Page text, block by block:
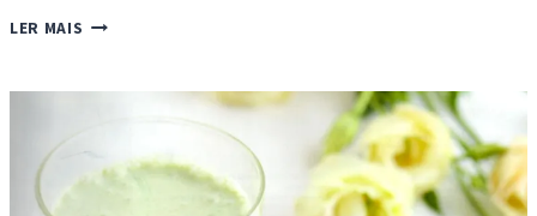
LER MAIS CASQUINHAS
E